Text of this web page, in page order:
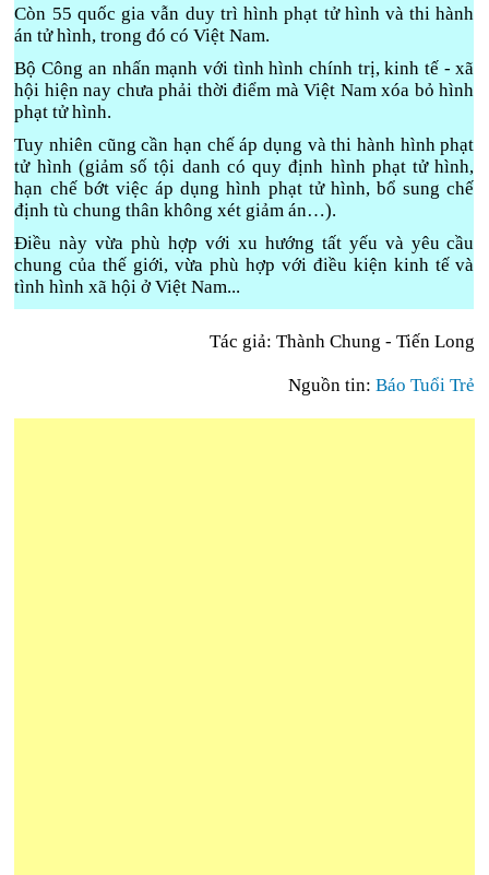
Còn 55 quốc gia vẫn duy trì hình phạt tử hình và thi hành
án tử hình, trong đó có Việt Nam.
Bộ Công an nhấn mạnh với tình hình chính trị, kinh tế - xã
hội hiện nay chưa phải thời điểm mà Việt Nam xóa bỏ hình
phạt tử hình.
Tuy nhiên cũng cần hạn chế áp dụng và thi hành hình phạt
tử hình (giảm số tội danh có quy định hình phạt tử hình,
hạn chế bớt việc áp dụng hình phạt tử hình, bổ sung chế
định tù chung thân không xét giảm án…).
Điều này vừa phù hợp với xu hướng tất yếu và yêu cầu
chung của thế giới, vừa phù hợp với điều kiện kinh tế và
tình hình xã hội ở Việt Nam...
Tác giả: Thành Chung - Tiến Long
Nguồn tin: Báo Tuổi Trẻ